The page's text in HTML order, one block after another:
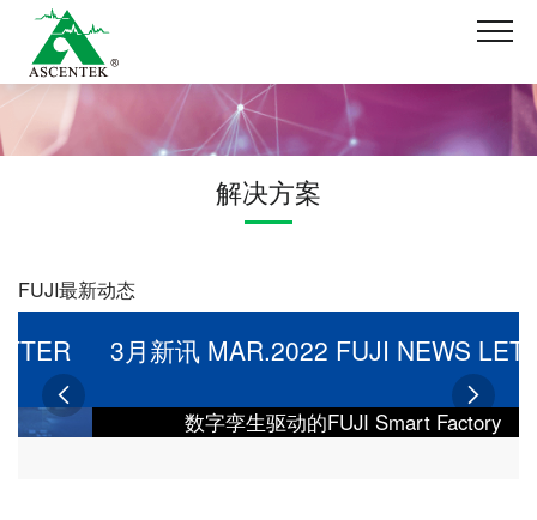
解决方案
FUJI最新动态
3月新讯 MAR.2022 FUJI NEWS LETTER
数字孪生驱动的FUJI Smart Factory
 